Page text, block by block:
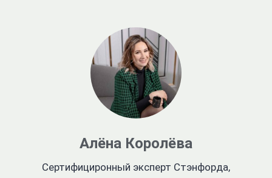
Алёна Королёва
Сертифициронный эксперт Стэнфорда,